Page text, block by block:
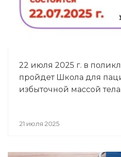
22 июля 2025 г. в
пройдет Школа для
избыточной массой тела
21 июля 2025